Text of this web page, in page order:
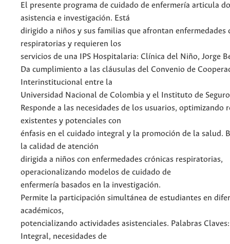
El presente programa de cuidado de enfermería articula
asistencia e investigación. Está
dirigido a niños y sus familias que afrontan enfermedades
respiratorias y requieren los
servicios de una IPS Hospitalaria: Clínica del Niño, Jorge
Da cumplimiento a las cláusulas del Convenio de
Interinstitucional entre la
Universidad Nacional de Colombia y el Instituto de
Responde a las necesidades de los usuarios, optimizando
existentes y potenciales con
énfasis en el cuidado integral y la promoción de la salud.
la calidad de atención
dirigida a niños con enfermedades crónicas respiratorias,
operacionalizando modelos de cuidado de
enfermería basados en la investigación.
Permite la participación simultánea de estudiantes en
académicos,
potencializando actividades asistenciales. Palabras
Integral, necesidades de